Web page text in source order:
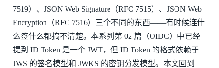
7519）、JSON Web Signature（RFC 7515）、JSON Web
Encryption（RFC 7516）三个不同的东西——有时候连什
么签什么都搞不清楚。本系列第 02 篇（OIDC）中已经
提到 ID Token 是一个 JWT，但 ID Token 的格式依赖于
JWS 的签名模型和 JWKS 的密钥分发模型。本文回到